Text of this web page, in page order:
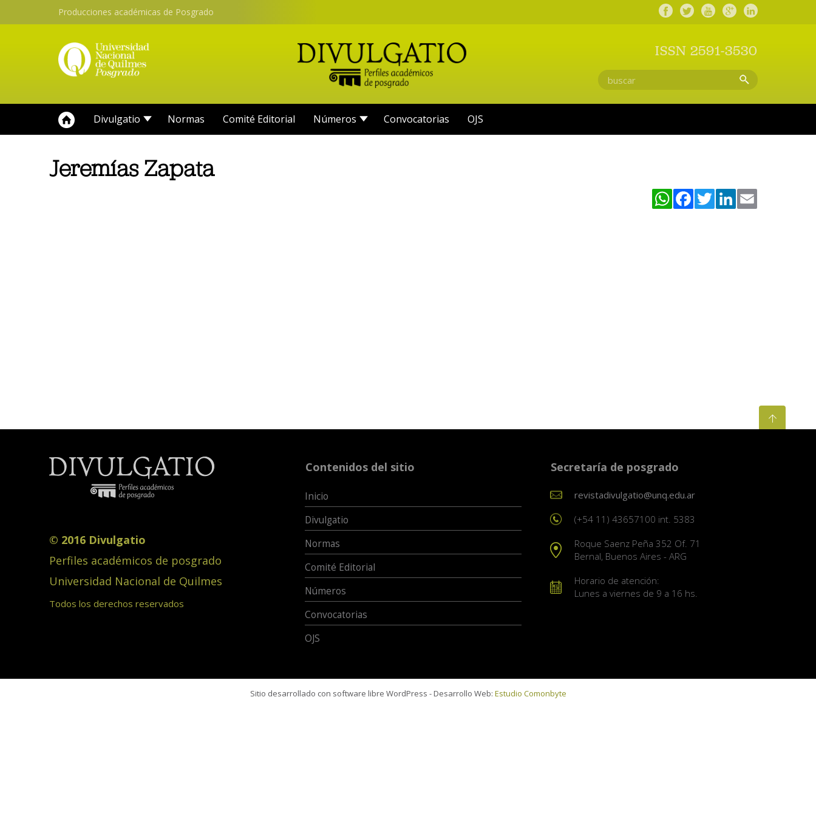
Producciones académicas de Posgrado
ISSN 2591-3530
Divulgatio Normas Comité Editorial Números Convocatorias OJS
Jeremías Zapata
WhatsAppFacebookTwitterLinkedIn
© 2016 Divulgatio
Perfiles académicos de posgrado
Universidad Nacional de Quilmes
Todos los derechos reservados
Contenidos del sitio
Inicio
Divulgatio
Normas
Comité Editorial
Números
Convocatorias
OJS
Secretaría de posgrado
revistadivulgatio@unq.edu.ar
(+54 11) 43657100 int. 5383
Roque Saenz Peña 352 Of. 71
Bernal, Buenos Aires - ARG
Horario de atención:
Lunes a viernes de 9 a 16 hs.
Sitio desarrollado con software libre WordPress - Desarrollo Web: Estudio Comonbyte